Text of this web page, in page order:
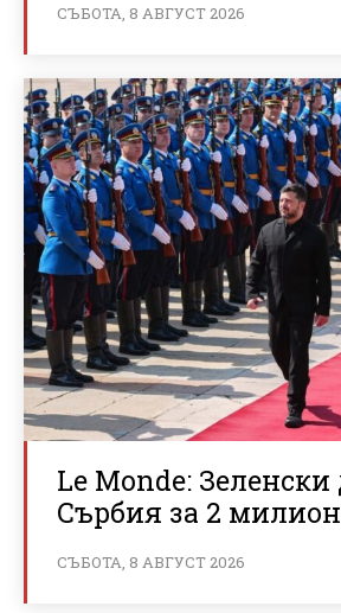
СЪБОТА, 8 АВГУСТ 2026
Le Monde:
Сърбия за 2
СЪБОТА, 8 АВГУСТ 2026